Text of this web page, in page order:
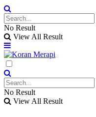
No Result
View All Result
No Result
View All Result